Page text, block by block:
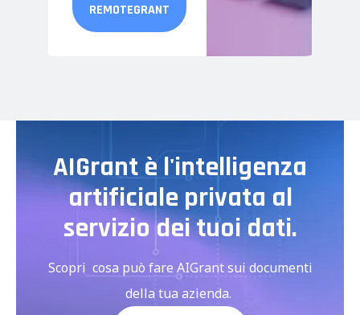
REMOTEGRANT
AIGrant è l'intelligenza
artificiale privata al
servizio dei tuoi dati.
Scopri cosa può fare AIGrant sui documenti
della tua azienda.